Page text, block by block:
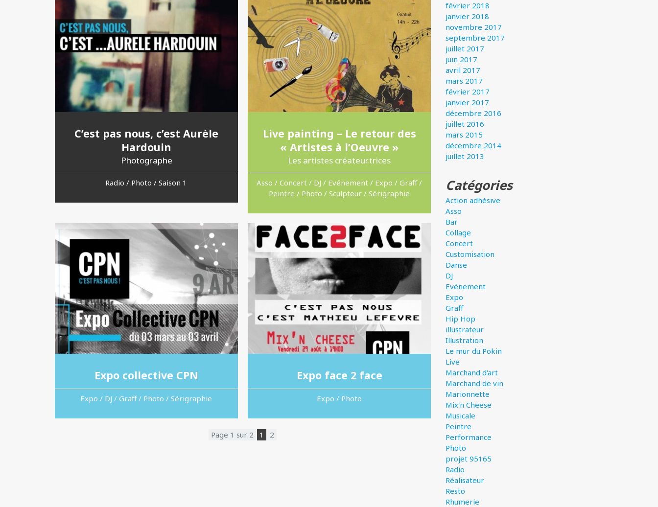
C’est pas nous, c’est Aurèle
Hardouin
Photographe
Radio / Photo / Saison 1
Live painting – Le retour des
« Artistes à l’Oeuvre »
Les artistes créateur.trices
Asso / Concert / DJ / Evénement / Expo / Graff /
Peintre / Photo / Sculpteur / Sérigraphie
Expo collective CPN
Expo / DJ / Graff / Photo / Sérigraphie
Expo face 2 face
Expo / Photo
Page 1 sur 2 1 2
février 2018
janvier 2018
novembre 2017
septembre 2017
juillet 2017
juin 2017
avril 2017
mars 2017
février 2017
janvier 2017
décembre 2016
juillet 2016
mars 2015
décembre 2014
juillet 2013
Catégories
Action adhésive
Asso
Bar
Collage
Concert
Customisation
Danse
DJ
Evénement
Expo
Graff
Hip Hop
illustrateur
Illustration
Le mur du Pokin
Live
Marchand d'art
Marchand de vin
Marionnette
Mix'n Cheese
Musicale
Peintre
Performance
Photo
projet 95165
Radio
Réalisateur
Resto
Rhumerie